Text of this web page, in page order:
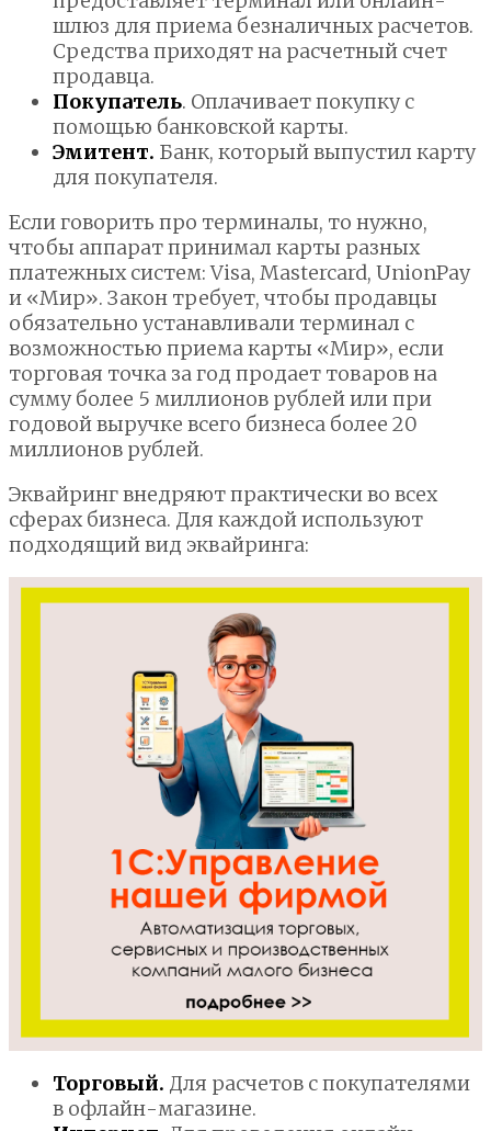
шлюз для приема безналичных расчетов.
Средства приходят на расчетный счет
продавца.
Покупатель. Оплачивает покупку с
помощью банковской карты.
Эмитент. Банк, который выпустил карту
для покупателя.
Если говорить про терминалы, то нужно,
чтобы аппарат принимал карты разных
платежных систем: Visa, Mastercard, UnionPay
и «Мир». Закон требует, чтобы продавцы
обязательно устанавливали терминал с
возможностью приема карты «Мир», если
торговая точка за год продает товаров на
сумму более 5 миллионов рублей или при
годовой выручке всего бизнеса более 20
миллионов рублей.
Эквайринг внедряют практически во всех
сферах бизнеса. Для каждой используют
подходящий вид эквайринга:
Торговый. Для расчетов с покупателями
в офлайн-магазине.